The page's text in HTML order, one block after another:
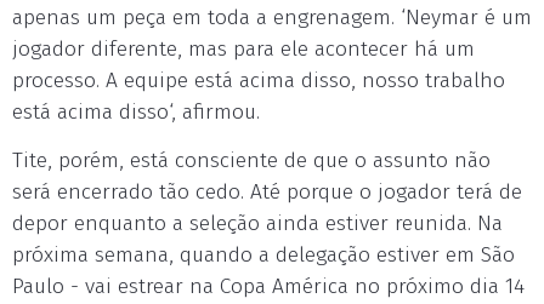
apenas um peça em toda a engrenagem. ‘Neymar é um
jogador diferente, mas para ele acontecer há um
processo. A equipe está acima disso, nosso trabalho
está acima disso‘, afirmou.
Tite, porém, está consciente de que o assunto não
será encerrado tão cedo. Até porque o jogador terá de
depor enquanto a seleção ainda estiver reunida. Na
próxima semana, quando a delegação estiver em São
Paulo - vai estrear na Copa América no próximo dia 14